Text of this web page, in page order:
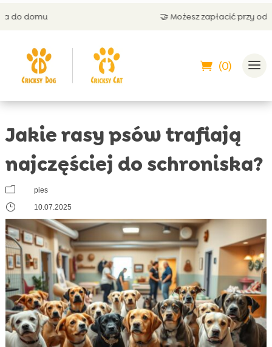
🤝 Możesz zapłacić przy odbiorze
(0)
Jakie rasy psów trafiają
najczęściej do schroniska?
m pies
} 10.07.2025